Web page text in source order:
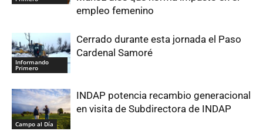
empleo femenino
Informando
Primero
Cerrado durante esta jornada el Paso
Cardenal Samoré
Campo al Día
INDAP potencia recambio generacional
en visita de Subdirectora de INDAP